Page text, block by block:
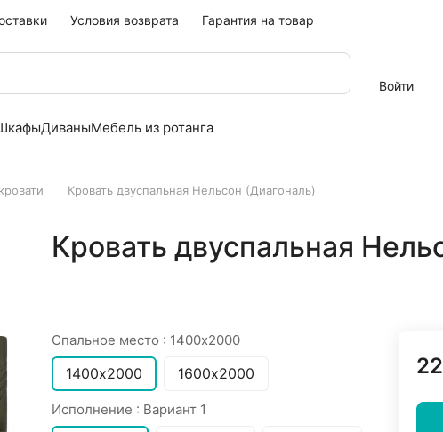
Условия возврата Гарантия на товар
Войти
ДиваныМебель из ротанга
Кровать двуспальная Нельсон (Диагональ)
Кровать двуспальная
Спальное место : 1400х2000
1400х2000 1600х2000
Исполнение : Вариант 1